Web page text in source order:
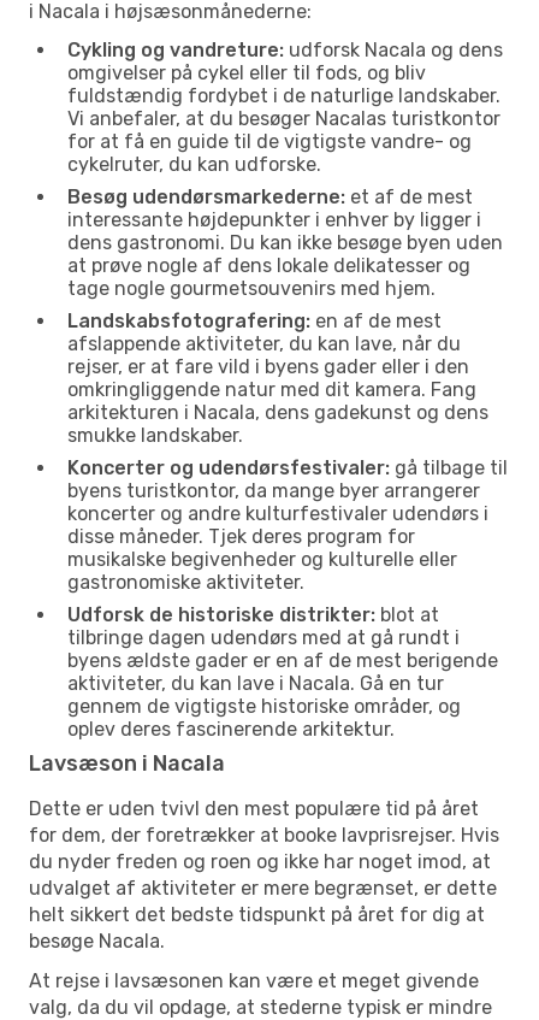
i Nacala i højsæsonmånederne:
Cykling og vandreture: udforsk Nacala og dens
omgivelser på cykel eller til fods, og bliv
fuldstændig fordybet i de naturlige landskaber.
Vi anbefaler, at du besøger Nacalas turistkontor
for at få en guide til de vigtigste vandre- og
cykelruter, du kan udforske.
Besøg udendørsmarkederne: et af de mest
interessante højdepunkter i enhver by ligger i
dens gastronomi. Du kan ikke besøge byen uden
at prøve nogle af dens lokale delikatesser og
tage nogle gourmetsouvenirs med hjem.
Landskabsfotografering: en af de mest
afslappende aktiviteter, du kan lave, når du
rejser, er at fare vild i byens gader eller i den
omkringliggende natur med dit kamera. Fang
arkitekturen i Nacala, dens gadekunst og dens
smukke landskaber.
Koncerter og udendørsfestivaler: gå tilbage til
byens turistkontor, da mange byer arrangerer
koncerter og andre kulturfestivaler udendørs i
disse måneder. Tjek deres program for
musikalske begivenheder og kulturelle eller
gastronomiske aktiviteter.
Udforsk de historiske distrikter: blot at
tilbringe dagen udendørs med at gå rundt i
byens ældste gader er en af de mest berigende
aktiviteter, du kan lave i Nacala. Gå en tur
gennem de vigtigste historiske områder, og
oplev deres fascinerende arkitektur.
Lavsæson i Nacala
Dette er uden tvivl den mest populære tid på året
for dem, der foretrækker at booke lavprisrejser. Hvis
du nyder freden og roen og ikke har noget imod, at
udvalget af aktiviteter er mere begrænset, er dette
helt sikkert det bedste tidspunkt på året for dig at
besøge Nacala.
At rejse i lavsæsonen kan være et meget givende
valg, da du vil opdage, at stederne typisk er mindre